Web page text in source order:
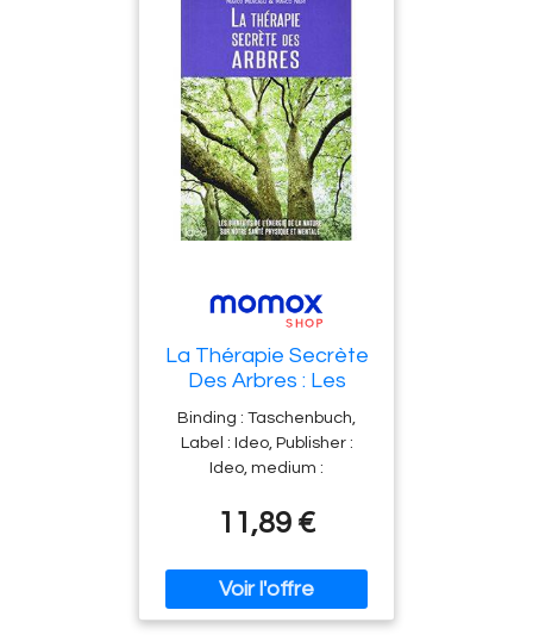
La Thérapie Secrète
Des Arbres : Les
Bienfaits De
L'Énergie De La
Nature Sur Notre
Santé Physique Et
Mentale
Binding : Taschenbuch,
Label : Ideo, Publisher :
Ideo, medium :
publicationDate : 2018-02-
Stefano, ISBN :
2824611340
11,89 €